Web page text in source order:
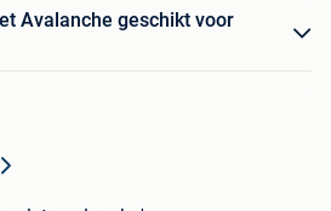
Avalanche geschikt voor